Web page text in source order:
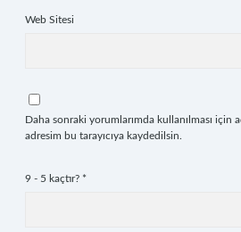
Web Sitesi
Daha sonraki yorumlarımda kullanılması için
adresim bu tarayıcıya kaydedilsin.
9 - 5 kaçtır? *